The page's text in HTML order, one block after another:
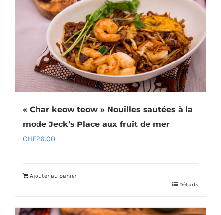
« Char keow teow » Nouilles sautées à la
mode Jeck’s Place aux fruit de mer
CHF26.00
Ajouter au panier
Détails